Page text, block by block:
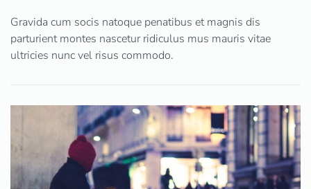
Gravida cum socis natoque penatibus et magnis dis
parturient montes nascetur ridiculus mus mauris vitae
ultricies nunc vel risus commodo.